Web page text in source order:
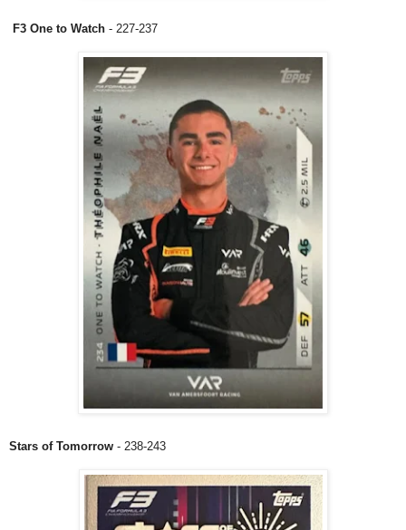
F3 One to Watch - 227-237
Stars of Tomorrow - 238-243